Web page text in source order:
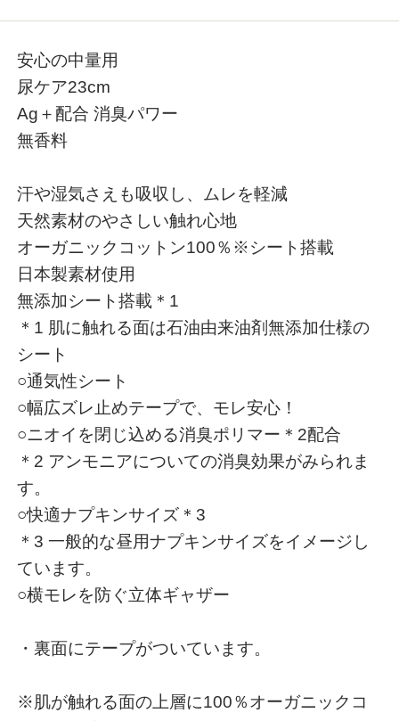
安心の中量用
尿ケア23cm
Ag＋配合 消臭パワー
無香料
汗や湿気さえも吸収し、ムレを軽減
天然素材のやさしい触れ心地
オーガニックコットン100％※シート搭載
日本製素材使用
無添加シート搭載＊1
＊1 肌に触れる面は石油由来油剤無添加仕様の
シート
○通気性シート
○幅広ズレ止めテープで、モレ安心！
○ニオイを閉じ込める消臭ポリマー＊2配合
＊2 アンモニアについての消臭効果がみられま
す。
○快適ナプキンサイズ＊3
＊3 一般的な昼用ナプキンサイズをイメージし
ています。
○横モレを防ぐ立体ギャザー
・裏面にテープがついています。
※肌が触れる面の上層に100％オーガニックコ